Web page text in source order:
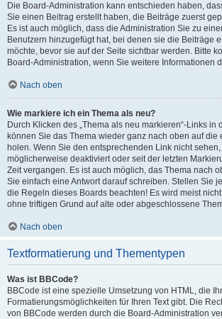
Die Board-Administration kann entschieden haben,
Sie einen Beitrag erstellt haben, die Beiträge zuerst
Es ist auch möglich, dass die Administration Sie zu
Benutzern hinzugefügt hat, bei denen sie die Beiträge
möchte, bevor sie auf der Seite sichtbar werden. Bitte
Board-Administration, wenn Sie weitere Informationen
Nach oben
Wie markiere ich ein Thema als neu?
Durch Klicken des „Thema als neu markieren“-Links in
können Sie das Thema wieder ganz nach oben auf die
holen. Wenn Sie den entsprechenden Link nicht
möglicherweise deaktiviert oder seit der letzten
Zeit vergangen. Es ist auch möglich, das Thema nach
Sie einfach eine Antwort darauf schreiben. Stellen Sie
die Regeln dieses Boards beachten! Es wird meist
ohne triftigen Grund auf alte oder abgeschlossene
Nach oben
Textformatierung und Thementypen
Was ist BBCode?
BBCode ist eine spezielle Umsetzung von HTML, die
Formatierungsmöglichkeiten für Ihren Text gibt. Die
von BBCode werden durch die Board-Administration